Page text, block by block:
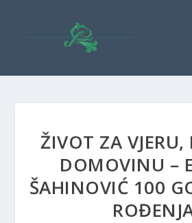
ŽIVOT ZA
DOMOVINU –
ŠAHINOVIĆ 100